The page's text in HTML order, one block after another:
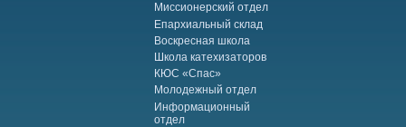
Миссионерский отдел
Епархиальный склад
Воскресная школа
Школа катехизаторов
КЮС «Спас»
Молодежный отдел
Информационный
отдел